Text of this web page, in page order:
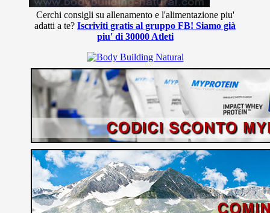
Cerchi consigli su allenamento e l'alimentazione piu'
adatti a te? Iscriviti gratis al gruppo FB! Siamo già
piu' di 30000 Atleti